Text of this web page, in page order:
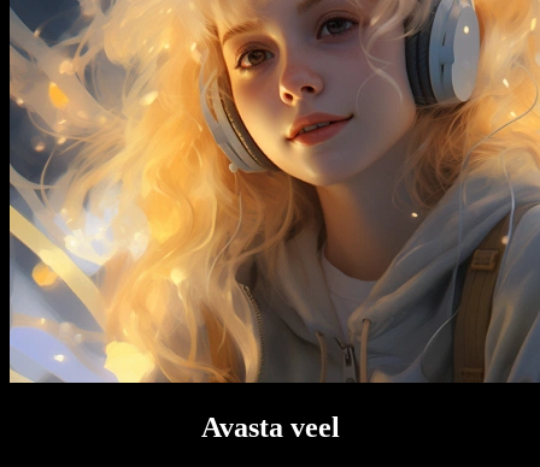
Avasta veel